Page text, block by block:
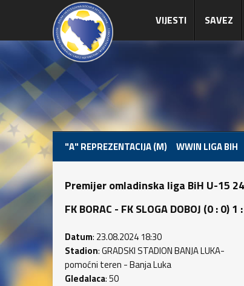
VIJESTI SAVEZ
"A" REPREZENTACIJA (M) WWIN LIGA BIH
Premijer omladinska liga BiH U-15
FK BORAC - FK SLOGA DOBOJ (0 : 0) 1
Datum: 23.08.2024 18:30
Stadion: GRADSKI STADION BANJA LUKA-
pomoćni teren - Banja Luka
Gledalaca: 50